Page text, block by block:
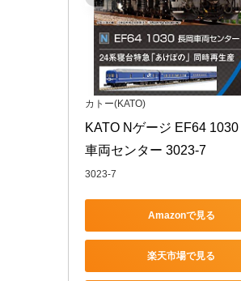
カトー(KATO)
KATO Nゲージ EF64 1030
車両センター 3023-7
3023-7
Amazonで見る
楽天市場で見る